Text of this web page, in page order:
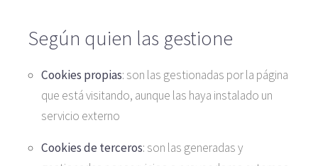
Según quien las gestione
Cookies propias: son las gestionadas por la página
que está visitando, aunque las haya instalado un
servicio externo
Cookies de terceros: son las generadas y